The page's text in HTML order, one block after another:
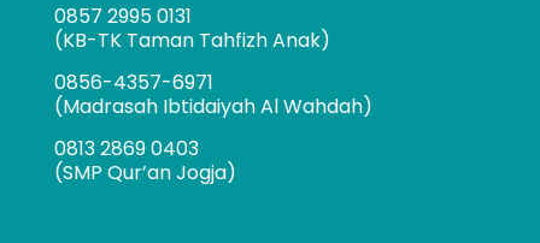
0857 2995 0131
(KB-TK Taman Tahfizh Anak)
0856-4357-6971
(Madrasah Ibtidaiyah Al Wahdah)
0813 2869 0403
(SMP Qur’an Jogja)